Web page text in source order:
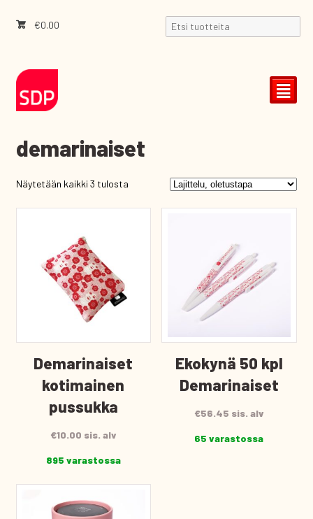
€0.00
²
demarinaiset
Näytetään kaikki 3 tulosta
Demarinaiset
kotimainen
pussukka
€10.00 sis. alv
895 varastossa
Ekokynä 50 kpl
Demarinaiset
€56.45 sis. alv
65 varastossa